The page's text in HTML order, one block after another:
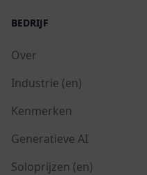
BEDRIJF
Over
Industrie (en)
Kenmerken
Generatieve AI
Soloprijzen (en)